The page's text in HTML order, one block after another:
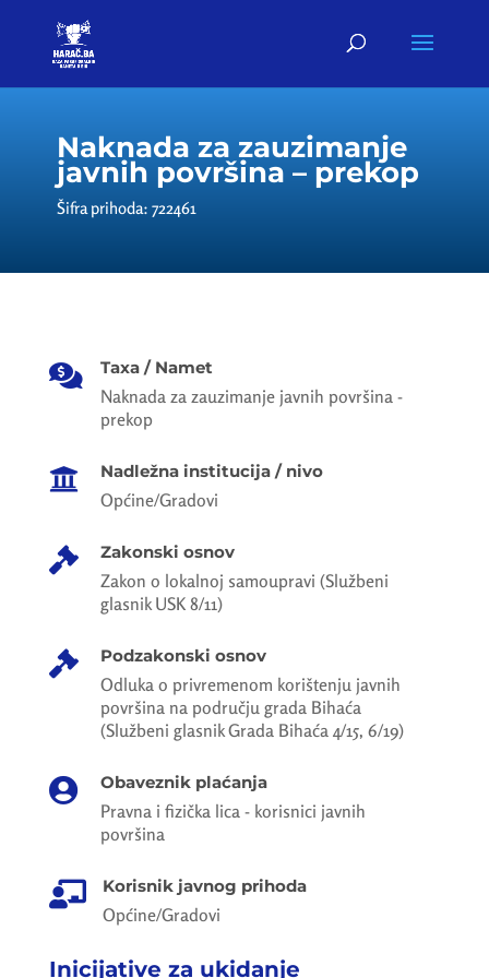
Naknada za zauzimanje
javnih površina – prekop
Šifra prihoda: 722461
 Taxa / Namet
Naknada za zauzimanje javnih površina -
prekop
 Nadležna institucija / nivo
Općine/Gradovi
 Zakonski osnov
Zakon o lokalnoj samoupravi (Službeni
glasnik USK 8/11)
 Podzakonski osnov
Odluka o privremenom korištenju javnih
površina na području grada Bihaća
(Službeni glasnik Grada Bihaća 4/15, 6/19)
 Obaveznik plaćanja
Pravna i fizička lica - korisnici javnih
površina
 Korisnik javnog prihoda
Općine/Gradovi
Inicijative za ukidanje